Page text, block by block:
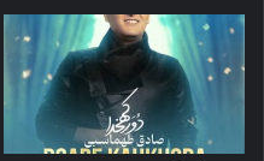
views
یاریار